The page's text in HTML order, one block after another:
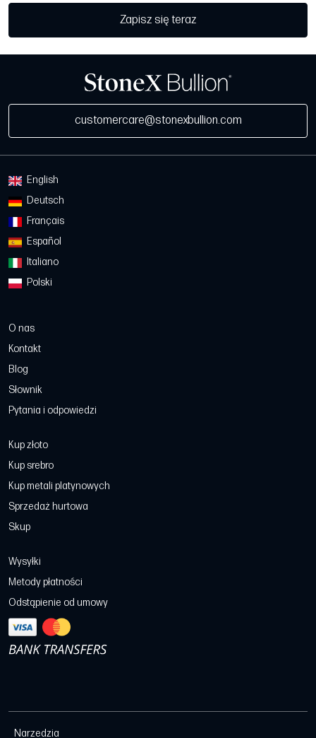
Zapisz się teraz
customercare@stonexbullion.com
English
Deutsch
Français
Español
Italiano
Polski
O nas
Kontakt
Blog
Słownik
Pytania i odpowiedzi
Kup złoto
Kup srebro
Kup metali platynowych
Sprzedaż hurtowa
Skup
Wysyłki
Metody płatności
Odstąpienie od umowy
Narzedzia